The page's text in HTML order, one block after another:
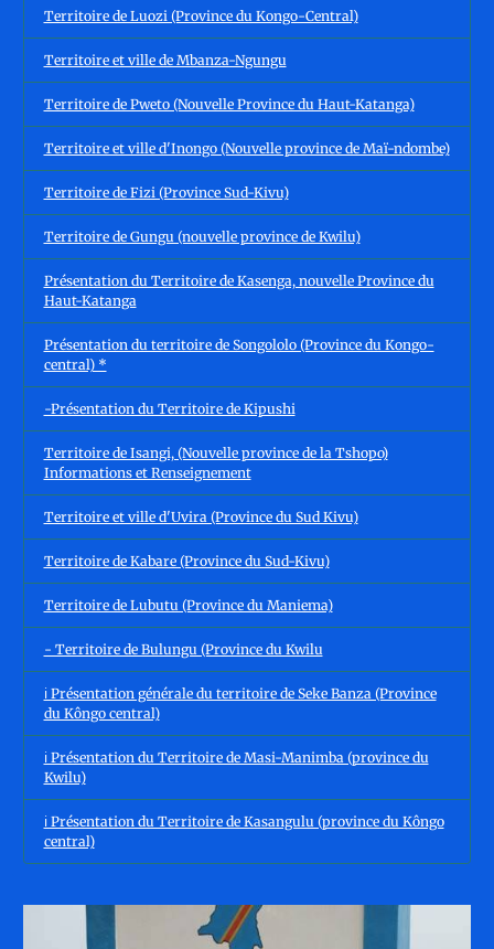
Territoire de Luozi (Province du Kongo-Central)
Territoire et ville de Mbanza-Ngungu
Territoire de Pweto (Nouvelle Province du Haut-Katanga)
Territoire et ville d'Inongo (Nouvelle province de Maï-ndombe)
Territoire de Fizi (Province Sud-Kivu)
Territoire de Gungu (nouvelle province de Kwilu)
Présentation du Territoire de Kasenga, nouvelle Province du
Haut-Katanga
Présentation du territoire de Songololo (Province du Kongo-
central) *
-Présentation du Territoire de Kipushi
Territoire de Isangi, (Nouvelle province de la Tshopo)
Informations et Renseignement
Territoire et ville d'Uvira (Province du Sud Kivu)
Territoire de Kabare (Province du Sud-Kivu)
Territoire de Lubutu (Province du Maniema)
- Territoire de Bulungu (Province du Kwilu
ℹ️ Présentation générale du territoire de Seke Banza (Province
du Kôngo central)
ℹ️ Présentation du Territoire de Masi-Manimba (province du
Kwilu)
ℹ️ Présentation du Territoire de Kasangulu (province du Kôngo
central)